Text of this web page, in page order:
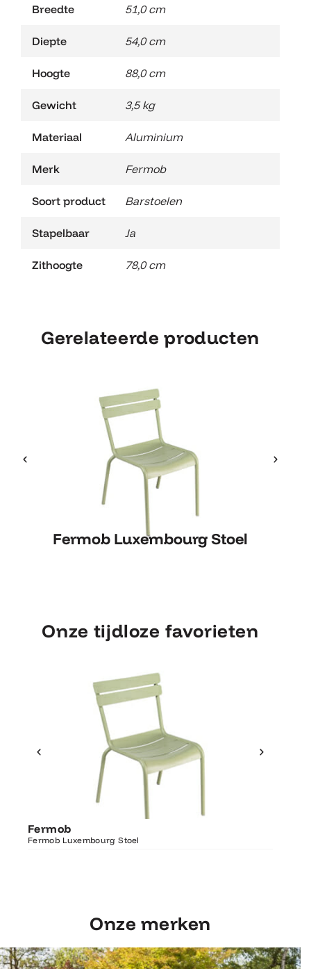
Breedte 51,0 cm
Diepte 54,0 cm
Hoogte 88,0 cm
Gewicht 3,5 kg
Materiaal Aluminium
Merk Fermob
Soort product Barstoelen
Stapelbaar Ja
Zithoogte 78,0 cm
Gerelateerde producten
Fermob Luxembourg Stoel
Fermob Luxembourg Stoel
Onze tijdloze favorieten
Fermob
Fermob Luxembourg Stoel
Ontdek Fermob
Luxembourg Stoel
Onze merken